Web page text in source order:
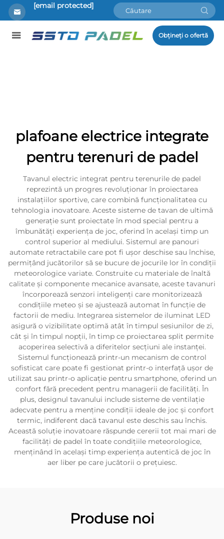
[email protected]
Obțineți o ofertă
plafoane electrice integrate
pentru terenuri de padel
Tavanul electric integrat pentru terenurile de padel
reprezintă un progres revoluționar în proiectarea
instalațiilor sportive, care combină funcționalitatea cu
tehnologia inovatoare. Aceste sisteme de tavan de ultimă
generaţie sunt proiectate în mod special pentru a
îmbunătăţi experienţa de joc, oferind în acelaşi timp un
control superior al mediului. Sistemul are panouri
automate retractabile care pot fi ușor deschise sau închise,
permițând jucătorilor să se bucure de jocurile lor în condiții
meteorologice variate. Construite cu materiale de înaltă
calitate şi componente mecanice avansate, aceste tavanuri
încorporează senzori inteligenţi care monitorizează
condiţiile meteo şi se ajustează automat în funcţie de
factorii de mediu. Integrarea sistemelor de iluminat LED
asigură o vizibilitate optimă atât în timpul sesiunilor de zi,
cât și în timpul nopții, în timp ce proiectarea split permite
acoperirea selectivă a diferitelor secțiuni ale instanței.
Sistemul funcționează printr-un mecanism de control
sofisticat care poate fi gestionat printr-o interfață ușor de
utilizat sau printr-o aplicație pentru smartphone, oferind un
confort fără precedent pentru managerii de facilități. În
plus, designul tavanului include sisteme de ventilaţie
adecvate pentru a menţine condiţii ideale de joc şi confort
termic, indiferent dacă tavanul este deschis sau închis.
Această soluție inovatoare răspunde cererii tot mai mari de
facilități de padel în toate condițiile meteorologice,
menținând în același timp experiența autentică de joc în
aer liber pe care jucătorii o prețuiesc.
Produse noi